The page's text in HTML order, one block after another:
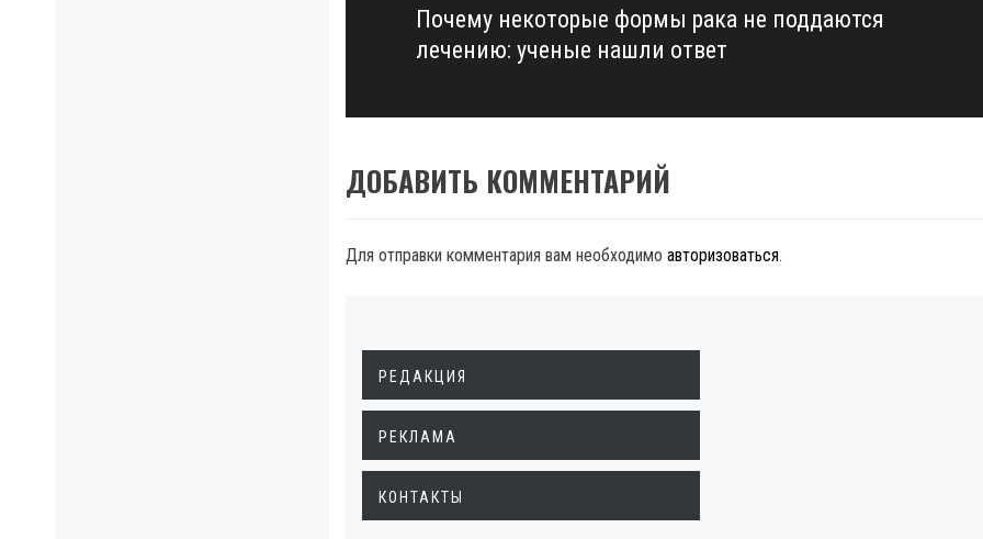
Next
post:
Почему некоторые формы рака не поддаются
лечению: ученые нашли ответ
ДОБАВИТЬ КОММЕНТАРИЙ
Для отправки комментария вам необходимо авторизоваться.
РЕДАКЦИЯ
РЕКЛАМА
КОНТАКТЫ